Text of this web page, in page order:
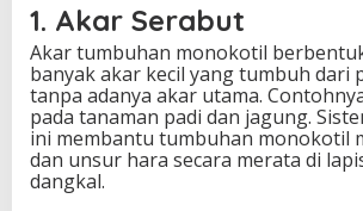
1. Akar Serabut
Akar tumbuhan monokotil
banyak akar kecil yang tumbuh dari
tanpa adanya akar utama.
pada tanaman padi dan jagung.
ini membantu tumbuhan monokotil
dan unsur hara secara merata di
dangkal.